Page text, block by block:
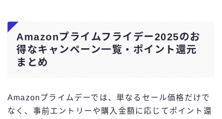
Amazonプライムフライデー2025のお
得なキャンペーン一覧・ポイント還元
まとめ
Amazonプライムデーでは、単なるセール価格だけで
なく、事前エントリーや購入金額に応じてポイント還